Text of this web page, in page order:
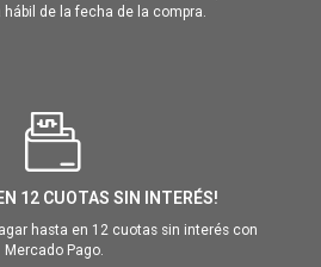
de la fecha de la compra.
12 CUOTAS SIN INTERÉS!
hasta en 12 cuotas sin interés con
Mercado Pago.